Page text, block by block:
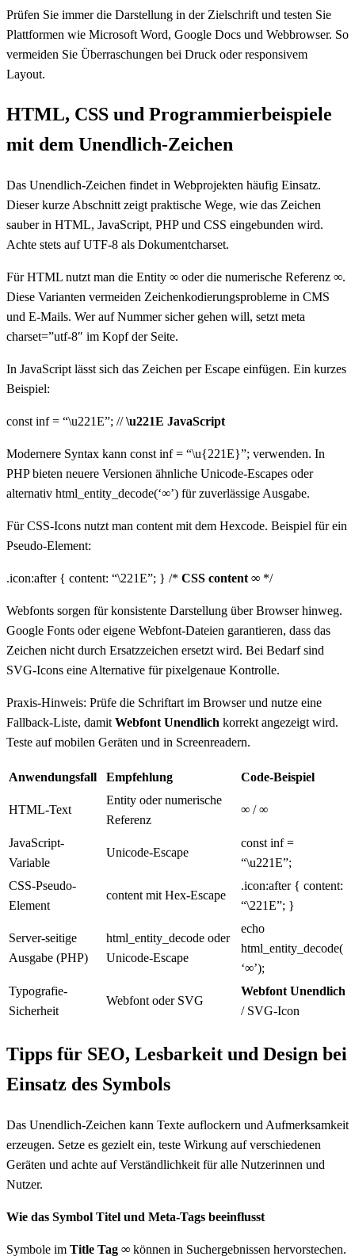
Prüfen Sie immer die Darstellung in der Zielschrift und testen Sie
Plattformen wie Microsoft Word, Google Docs und Webbrowser. So
vermeiden Sie Überraschungen bei Druck oder responsivem
Layout.
HTML, CSS und Programmierbeispiele
mit dem Unendlich-Zeichen
Das Unendlich-Zeichen findet in Webprojekten häufig Einsatz.
Dieser kurze Abschnitt zeigt praktische Wege, wie das Zeichen
sauber in HTML, JavaScript, PHP und CSS eingebunden wird.
Achte stets auf UTF-8 als Dokumentcharset.
Für HTML nutzt man die Entity ∞ oder die numerische Referenz ∞.
Diese Varianten vermeiden Zeichenkodierungsprobleme in CMS
und E‑Mails. Wer auf Nummer sicher gehen will, setzt meta
charset=”utf-8″ im Kopf der Seite.
In JavaScript lässt sich das Zeichen per Escape einfügen. Ein kurzes
Beispiel:
const inf = “\u221E”; //\u221E JavaScript
Modernere Syntax kann const inf = “\u{221E}”; verwenden. In
PHP bieten neuere Versionen ähnliche Unicode-Escapes oder
alternativ html_entity_decode(‘∞’) für zuverlässige Ausgabe.
Für CSS-Icons nutzt man content mit dem Hexcode. Beispiel für ein
Pseudo-Element:
.icon:after { content: “\221E”; } /* CSS content ∞ */
Webfonts sorgen für konsistente Darstellung über Browser hinweg.
Google Fonts oder eigene Webfont-Dateien garantieren, dass das
Zeichen nicht durch Ersatzzeichen ersetzt wird. Bei Bedarf sind
SVG-Icons eine Alternative für pixelgenaue Kontrolle.
Praxis-Hinweis: Prüfe die Schriftart im Browser und nutze eine
Fallback-Liste, damit Webfont Unendlich korrekt angezeigt wird.
Teste auf mobilen Geräten und in Screenreadern.
Anwendungsfall Empfehlung Code-Beispiel
HTML-Text
Entity oder numerische
Referenz
∞ / ∞
JavaScript-
Variable
Unicode-Escape
const inf =
“\u221E”;
CSS-Pseudo-
Element
content mit Hex-Escape
.icon:after { content:
“\221E”; }
Server-seitige
Ausgabe (PHP)
html_entity_decode oder
Unicode-Escape
echo
html_entity_decode(
‘∞’);
Typografie-
Sicherheit
Webfont oder SVG
Webfont Unendlich
/ SVG-Icon
Tipps für SEO, Lesbarkeit und Design bei
Einsatz des Symbols
Das Unendlich-Zeichen kann Texte auflockern und Aufmerksamkeit
erzeugen. Setze es gezielt ein, teste Wirkung auf verschiedenen
Geräten und achte auf Verständlichkeit für alle Nutzerinnen und
Nutzer.
Wie das Symbol Titel und Meta-Tags beeinflusst
Symbole im Title Tag ∞ können in Suchergebnissen hervorstechen.